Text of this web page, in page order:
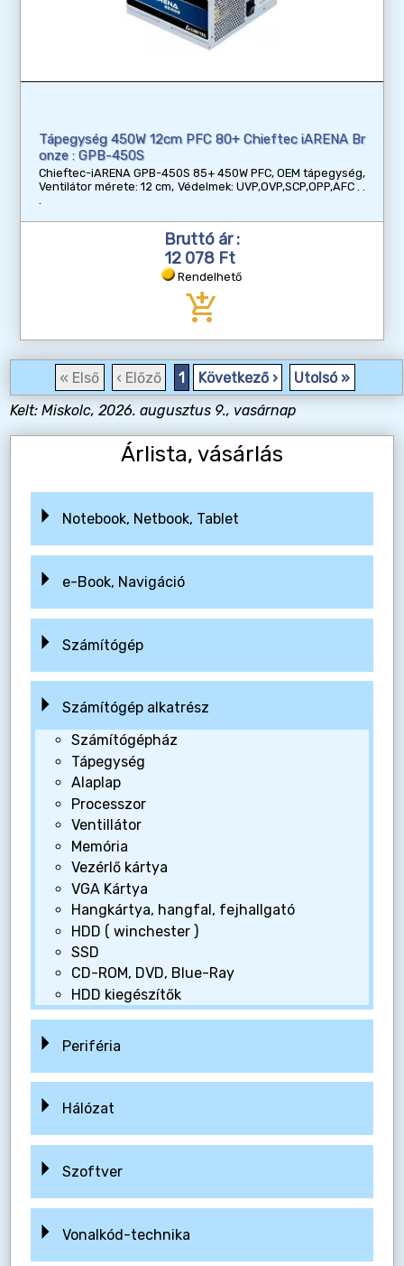
Tápegység 450W 12cm PFC 80+ Chieftec iARENA Br
onze : GPB-450S
Chieftec-iARENA GPB-450S 85+ 450W PFC, OEM tápegység,
Ventilátor mérete: 12 cm, Védelmek: UVP,OVP,SCP,OPP,AFC
Bruttó ár :
12 078 Ft
Rendelhető
add_shopping_cart
« Első ‹ Előző 1 Következő ›
Utolsó »
Kelt: Miskolc, 2026. augusztus 9., vasárnap
Árlista, vásárlás
Notebook, Netbook, Tablet
e-Book, Navigáció
Számítógép
Számítógép alkatrész
Számítógépház
Tápegység
Alaplap
Processzor
Ventillátor
Memória
Vezérlő kártya
VGA Kártya
Hangkártya, hangfal, fejhallgató
HDD ( winchester )
SSD
CD-ROM, DVD, Blue-Ray
HDD kiegészítők
Periféria
Hálózat
Szoftver
Vonalkód-technika